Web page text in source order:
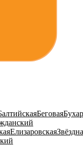
Беговая
Елизаровская